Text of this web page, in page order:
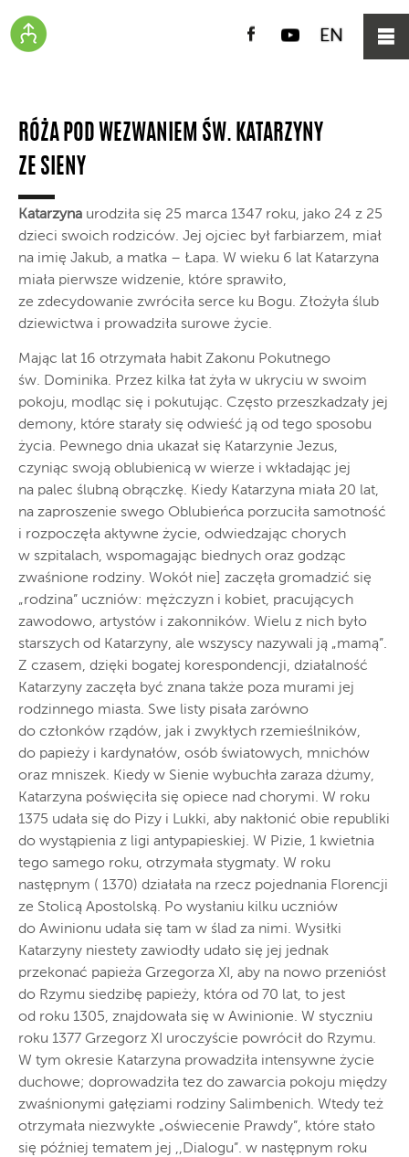
Facebook
YouTube
EN
RÓŻA POD WEZWANIEM ŚW. KATARZYNY
ZE SIENY
Katarzyna urodziła się 25 marca 1347 roku, jako 24 z 25
dzieci swoich rodziców. Jej ojciec był farbiarzem, miał
na imię Jakub, a matka – Łapa. W wieku 6 lat Katarzyna
miała pierwsze widzenie, które sprawiło,
ze zdecydowanie zwróciła serce ku Bogu. Złożyła ślub
dziewictwa i prowadziła surowe życie.
Mając lat 16 otrzymała habit Zakonu Pokutnego
św. Dominika. Przez kilka łat żyła w ukryciu w swoim
pokoju, modląc się i pokutując. Często przeszkadzały jej
demony, które starały się odwieść ją od tego sposobu
życia. Pewnego dnia ukazał się Katarzynie Jezus,
czyniąc swoją oblubienicą w wierze i wkładając jej
na palec ślubną obrączkę. Kiedy Katarzyna miała 20 lat,
na zaproszenie swego Oblubieńca porzuciła samotność
i rozpoczęła aktywne życie, odwiedzając chorych
w szpitalach, wspomagając biednych oraz godząc
zwaśnione rodziny. Wokół nie] zaczęła gromadzić się
„rodzina” uczniów: mężczyzn i kobiet, pracujących
zawodowo, artystów i zakonników. Wielu z nich było
starszych od Katarzyny, ale wszyscy nazywali ją „mamą”.
Z czasem, dzięki bogatej korespondencji, działalność
Katarzyny zaczęła być znana także poza murami jej
rodzinnego miasta. Swe listy pisała zarówno
do członków rządów, jak i zwykłych rzemieślników,
do papieży i kardynałów, osób światowych, mnichów
oraz mniszek. Kiedy w Sienie wybuchła zaraza dżumy,
Katarzyna poświęciła się opiece nad chorymi. W roku
1375 udała się do Pizy i Lukki, aby nakłonić obie republiki
do wystąpienia z ligi antypapieskiej. W Pizie, 1 kwietnia
tego samego roku, otrzymała stygmaty. W roku
następnym ( 1370) działała na rzecz pojednania Florencji
ze Stolicą Apostolską. Po wysłaniu kilku uczniów
do Awinionu udała się tam w ślad za nimi. Wysiłki
Katarzyny niestety zawiodły udało się jej jednak
przekonać papieża Grzegorza XI, aby na nowo przeniósł
do Rzymu siedzibę papieży, która od 70 lat, to jest
od roku 1305, znajdowała się w Awinionie. W styczniu
roku 1377 Grzegorz XI uroczyście powrócił do Rzymu.
W tym okresie Katarzyna prowadziła intensywne życie
duchowe; doprowadziła tez do zawarcia pokoju między
zwaśnionymi gałęziami rodziny Salimbenich. Wtedy też
otrzymała niezwykłe „oświecenie Prawdy”, które stało
się później tematem jej ,,Dialogu”. w następnym roku